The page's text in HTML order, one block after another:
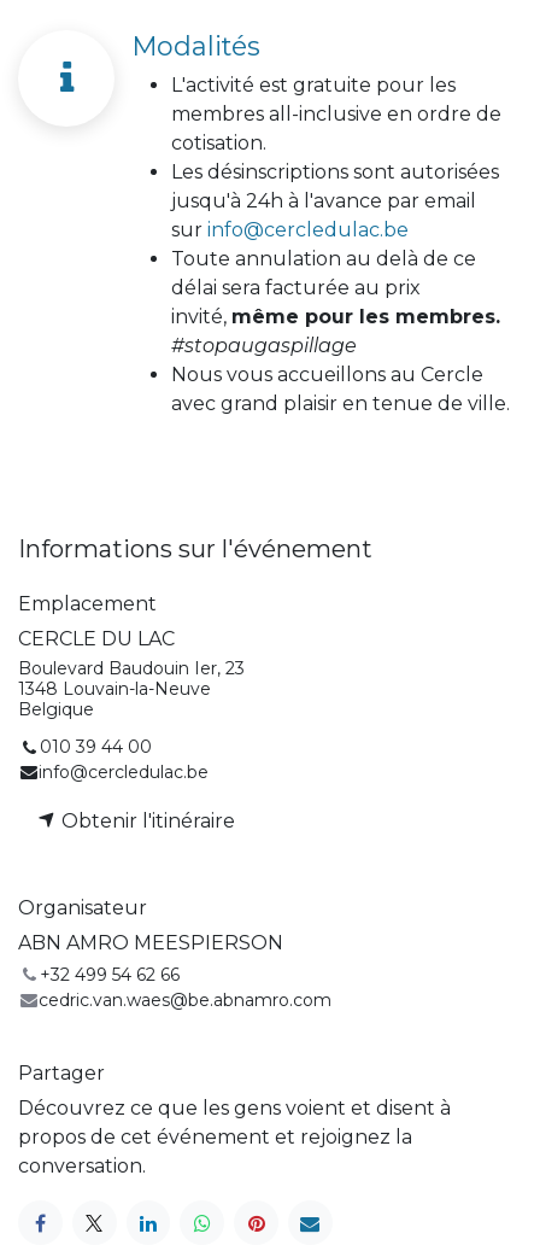
Modalités
L'activité est gratuite pour les
membres all-inclusive en ordre de
cotisation.
Les désinscriptions sont autorisées
jusqu'à 24h à l'avance par email
sur info@cercledulac.be
Toute annulation au delà de ce
délai sera facturée au prix
invité, même pour les membres.
#stopaugaspillage
Nous vous accueillons au Cercle
avec grand plaisir en tenue de ville.
Informations sur l'événement
Emplacement
CERCLE DU LAC
Boulevard Baudouin Ier, 23
1348 Louvain-la-Neuve
Belgique
010 39 44 00
info@cercledulac.be
Obtenir l'itinéraire
Organisateur
ABN AMRO MEESPIERSON
+32 499 54 62 66
cedric.van.waes@be.abnamro.com
Partager
Découvrez ce que les gens voient et disent à
propos de cet événement et rejoignez la
conversation.